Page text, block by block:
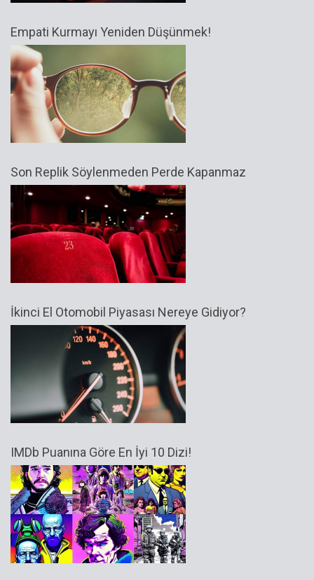
Empati Kurmayı Yeniden Düşünmek!
Son Replik Söylenmeden Perde Kapanmaz
İkinci El Otomobil Piyasası Nereye Gidiyor?
IMDb Puanına Göre En İyi 10 Dizi!